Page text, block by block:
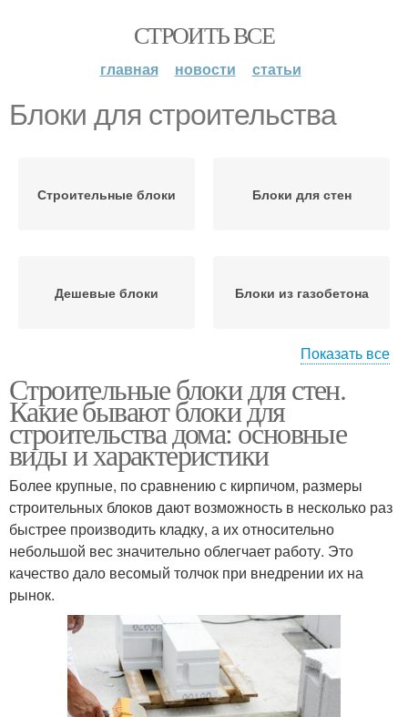
СТРОИТЬ ВСЕ
главная новости статьи
Блоки для строительства
Строительные блоки Блоки для стен
Дешевые блоки Блоки из газобетона
Блоки из пенобетона Керамические блоки
Саманные блоки Заборный блок
Блок для столбов
Блоки для забора Бетонные блоки
Показать все
Строительные блоки для стен.
Какие бывают блоки для
строительства дома: основные
виды и характеристики
Более крупные, по сравнению с кирпичом, размеры
строительных блоков дают возможность в несколько раз
быстрее производить кладку, а их относительно
небольшой вес значительно облегчает работу. Это
качество дало весомый толчок при внедрении их на
рынок.